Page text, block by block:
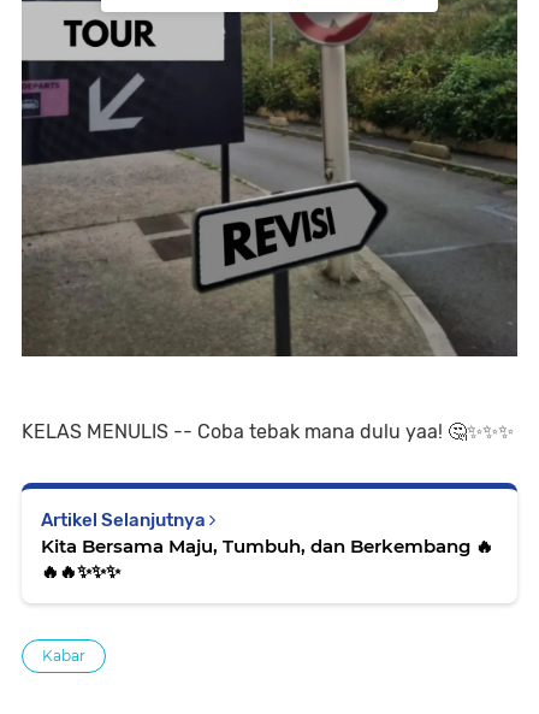
KELAS MENULIS -- Coba tebak mana dulu yaa! 🤔✨️✨️✨️
Artikel Selanjutnya
Kita Bersama Maju, Tumbuh, dan Berkembang 🔥
🔥🔥✨️✨️✨️
Kabar